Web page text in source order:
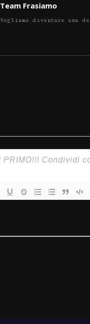
Team Frasiamo
Vogliamo diventare una